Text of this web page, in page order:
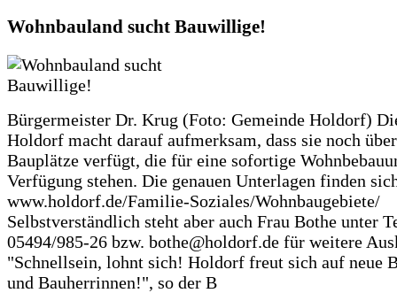
Wohnbauland sucht Bauwillige!
Bürgermeister Dr. Krug (Foto: Gemeinde Holdorf)
Holdorf macht darauf aufmerksam, dass sie noch
Bauplätze verfügt, die für eine sofortige
Verfügung stehen. Die genauen Unterlagen finden
www.holdorf.de/Familie-Soziales/Wohnbaugebiete/
Selbstverständlich steht aber auch Frau Bothe unter
05494/985-26 bzw. bothe@holdorf.de für weitere
"Schnellsein, lohnt sich! Holdorf freut sich auf neue
und Bauherrinnen!", so der B